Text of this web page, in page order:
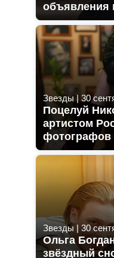
объявления
Звезды | 30
Поцелуй
артистом
фотографов
Звезды | 30
Ольга
звёздный